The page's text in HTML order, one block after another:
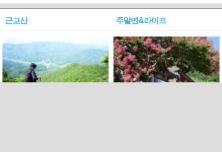
근교산 주말엔&라이프